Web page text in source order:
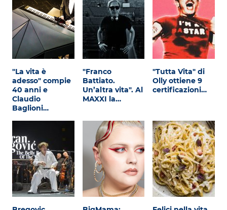
"La vita è
adesso" compie
40 anni e
Claudio
Baglioni…
"Franco
Battiato.
Un’altra vita". Al
MAXXI la…
"Tutta Vita" di
Olly ottiene 9
certificazioni…